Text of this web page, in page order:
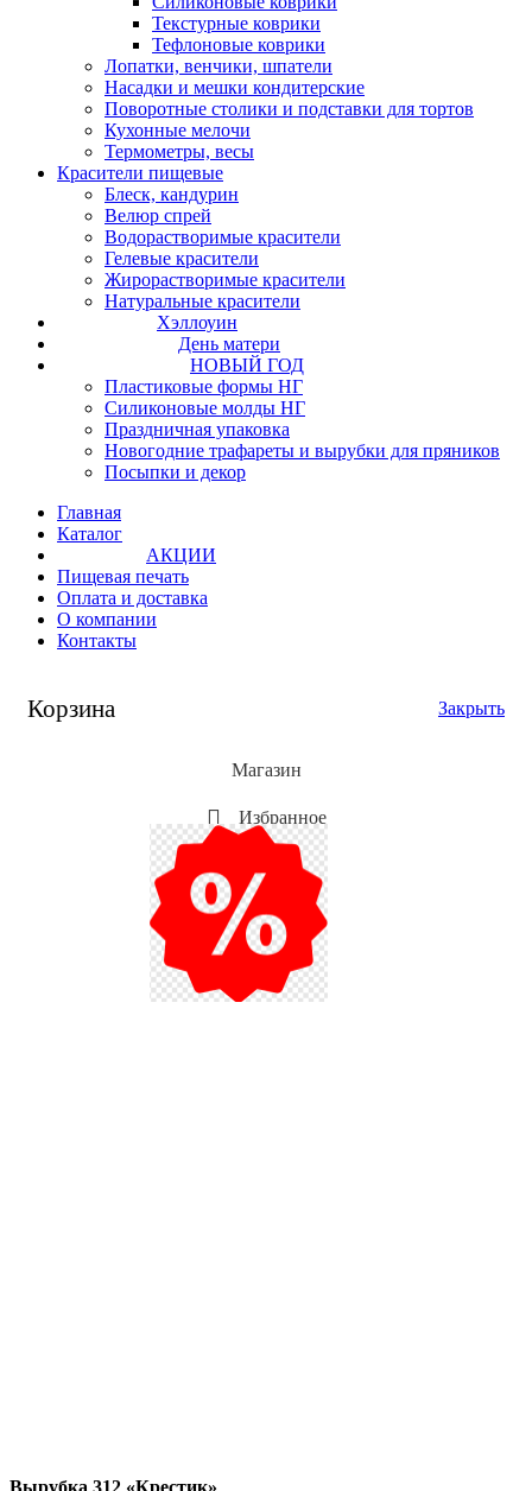
Текстурные коврики
Тефлоновые коврики
Лопатки, венчики, шпатели
Насадки и мешки кондитерские
Поворотные столики и подставки для тортов
Кухонные мелочи
Термометры, весы
Красители пищевые
Блеск, кандурин
Велюр спрей
Водорастворимые красители
Гелевые красители
Жирорастворимые красители
Натуральные красители
Хэллоуин
День матери
НОВЫЙ ГОД
Пластиковые формы НГ
Силиконовые молды НГ
Праздничная упаковка
Новогодние трафареты и вырубки для пряников
Посыпки и декор
Главная
Каталог
АКЦИИ
Пищевая печать
Оплата и доставка
О компании
Контакты
Корзина Закрыть
Магазин
Избранное
Мой аккаунт
Акции